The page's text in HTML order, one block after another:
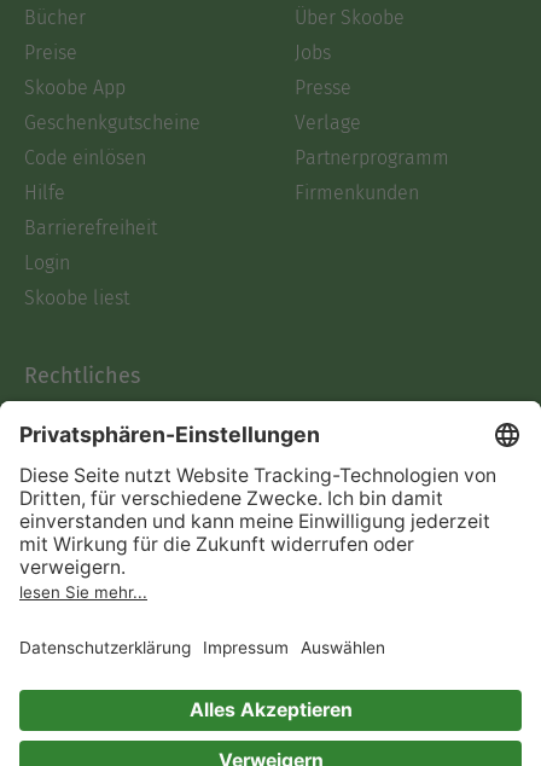
Bücher
Preise
Skoobe App
Geschenkgutscheine
Code einlösen
Hilfe
Barrierefreiheit
Login
Skoobe liest
Über Skoobe
Jobs
Presse
Verlage
Partnerprogramm
Firmenkunden
Rechtliches
AGB
Informationen nach Data
Act
Verträge hier kündigen
Impressum
Immer ein gutes Buch